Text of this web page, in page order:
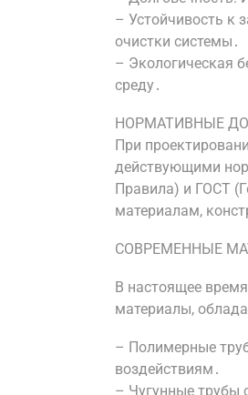
– Устойчивость к
очистки системы․
– Экологическая
среду․
НОРМАТИВНЫЕ
При
действующими
Правила) и ГОСТ
материалам,
СОВРЕМЕННЫЕ
В настоящее
материалы,
– Полимерные
воздействиям․
– Чугунные трубы